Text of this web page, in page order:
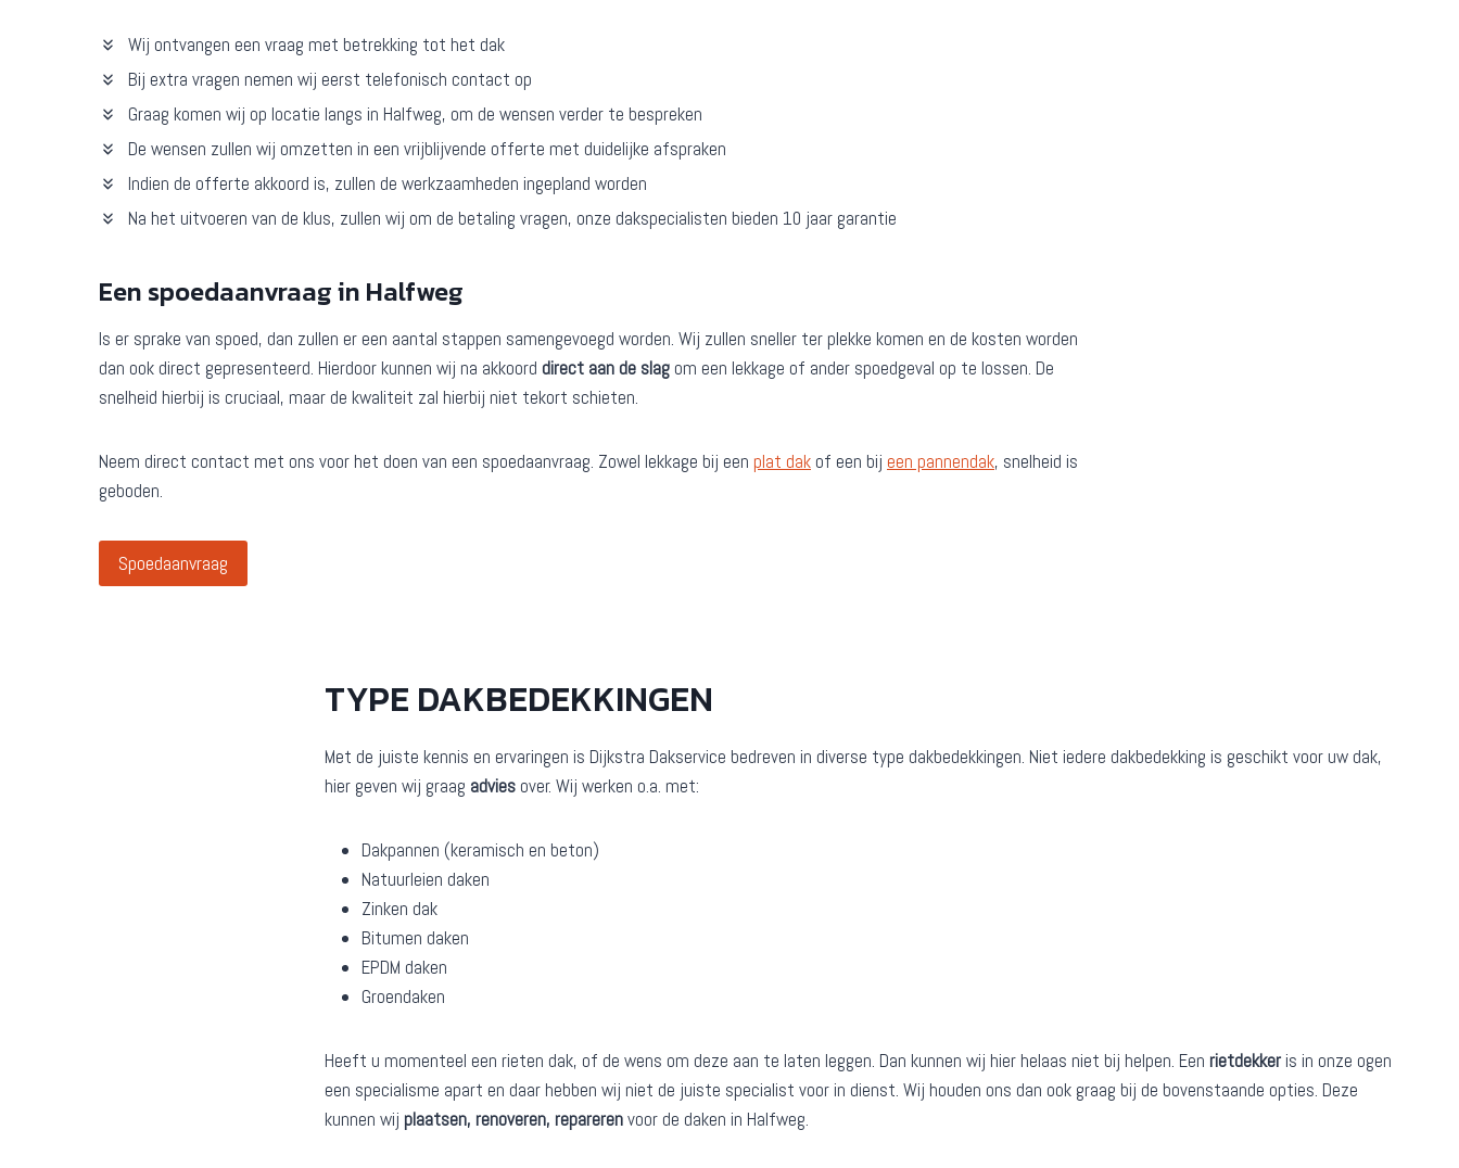
Wij ontvangen een vraag met betrekking tot het dak
Bij extra vragen nemen wij eerst telefonisch contact op
Graag komen wij op locatie langs in Halfweg, om de wensen verder te bespreken
De wensen zullen wij omzetten in een vrijblijvende offerte met duidelijke afspraken
Indien de offerte akkoord is, zullen de werkzaamheden ingepland worden
Na het uitvoeren van de klus, zullen wij om de betaling vragen, onze dakspecialisten bieden 10 jaar garantie
Een spoedaanvraag in Halfweg
Is er sprake van spoed, dan zullen er een aantal stappen samengevoegd worden. Wij zullen sneller ter plekke komen en de kosten worden
dan ook direct gepresenteerd. Hierdoor kunnen wij na akkoord direct aan de slag om een lekkage of ander spoedgeval op te lossen. De
snelheid hierbij is cruciaal, maar de kwaliteit zal hierbij niet tekort schieten.
Neem direct contact met ons voor het doen van een spoedaanvraag. Zowel lekkage bij een plat dak of een bij een pannendak, snelheid is
geboden.
Spoedaanvraag
TYPE DAKBEDEKKINGEN
Met de juiste kennis en ervaringen is Dijkstra Dakservice bedreven in diverse type dakbedekkingen. Niet iedere dakbedekking is geschikt voor uw dak,
hier geven wij graag advies over. Wij werken o.a. met:
Dakpannen (keramisch en beton)
Natuurleien daken
Zinken dak
Bitumen daken
EPDM daken
Groendaken
Heeft u momenteel een rieten dak, of de wens om deze aan te laten leggen. Dan kunnen wij hier helaas niet bij helpen. Een rietdekker is in onze ogen
een specialisme apart en daar hebben wij niet de juiste specialist voor in dienst. Wij houden ons dan ook graag bij de bovenstaande opties. Deze
kunnen wij plaatsen, renoveren, reparerenvoor de daken in Halfweg.